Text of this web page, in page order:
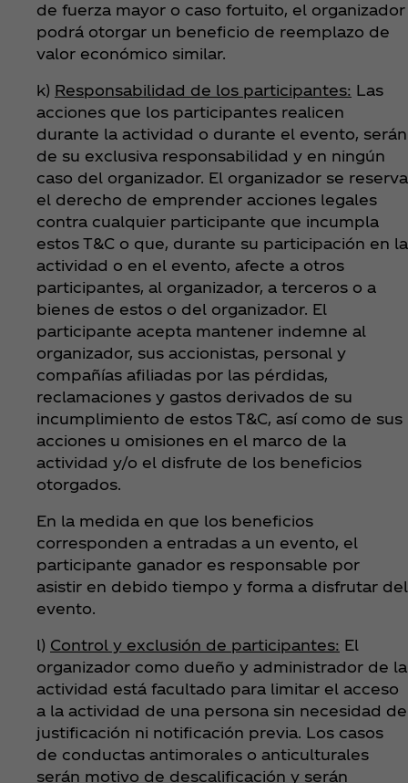
de fuerza mayor o caso fortuito, el organizador
podrá otorgar un beneficio de reemplazo de
valor económico similar.
k) Responsabilidad de los participantes: Las
acciones que los participantes realicen
durante la actividad o durante el evento, serán
de su exclusiva responsabilidad y en ningún
caso del organizador. El organizador se reserva
el derecho de emprender acciones legales
contra cualquier participante que incumpla
estos T&C o que, durante su participación en la
actividad o en el evento, afecte a otros
participantes, al organizador, a terceros o a
bienes de estos o del organizador. El
participante acepta mantener indemne al
organizador, sus accionistas, personal y
compañías afiliadas por las pérdidas,
reclamaciones y gastos derivados de su
incumplimiento de estos T&C, así como de sus
acciones u omisiones en el marco de la
actividad y/o el disfrute de los beneficios
otorgados.
En la medida en que los beneficios
corresponden a entradas a un evento, el
participante ganador es responsable por
asistir en debido tiempo y forma a disfrutar del
evento.
l) Control y exclusión de participantes: El
organizador como dueño y administrador de la
actividad está facultado para limitar el acceso
a la actividad de una persona sin necesidad de
justificación ni notificación previa. Los casos
de conductas antimorales o anticulturales
serán motivo de descalificación y serán